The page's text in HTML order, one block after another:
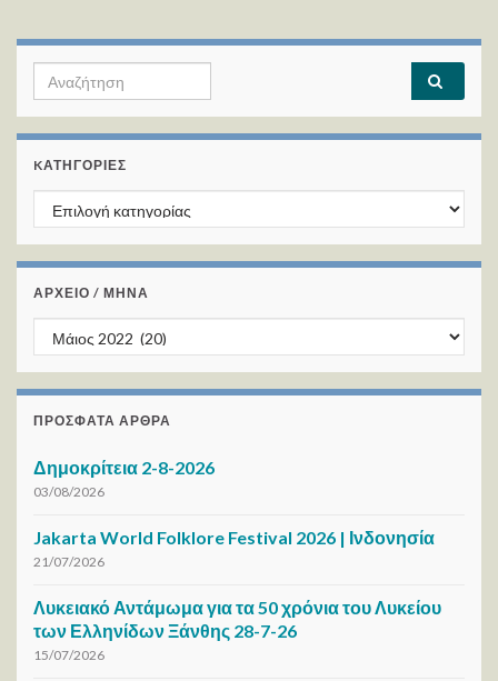
Search for:
KΑΤΗΓΟΡΊΕΣ
Kατηγορίες
ΑΡΧΕΙΟ / ΜΗΝΑ
ΑΡΧΕΙΟ / ΜΗΝΑ
ΠΡΌΣΦΑΤΑ ΆΡΘΡΑ
Δημοκρίτεια 2-8-2026
03/08/2026
Jakarta World Folklore Festival 2026 | Ινδονησία
21/07/2026
Λυκειακό Αντάμωμα για τα 50 χρόνια του Λυκείου
των Ελληνίδων Ξάνθης 28-7-26
15/07/2026